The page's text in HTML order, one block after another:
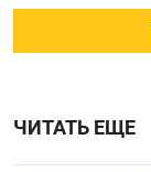
ЧИТАТЬ ЕЩЕ